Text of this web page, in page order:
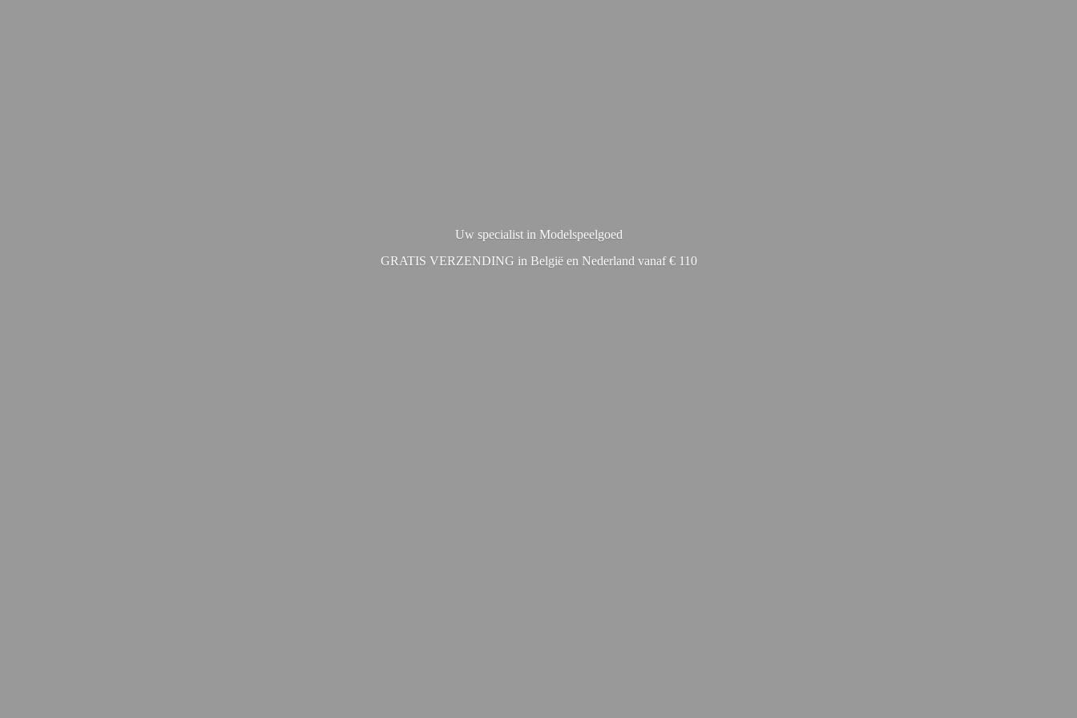
Uw specialist in Modelspeelgoed
GRATIS VERZENDING in België en Nederland vanaf € 110